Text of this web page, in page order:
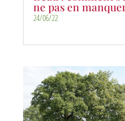
ne pas en
24/06/22